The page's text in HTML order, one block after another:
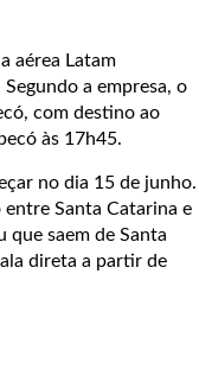
aérea Latam
a empresa, o
com destino ao
às 17h45.
no dia 15 de junho.
Santa Catarina e
que saem de Santa
direta a partir de